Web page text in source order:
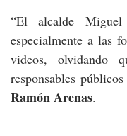
“El alcalde
especialmente a las
videos, olvidando
responsables
Ramón Arenas.